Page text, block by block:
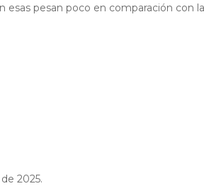
esas pesan poco en comparación con
2025.